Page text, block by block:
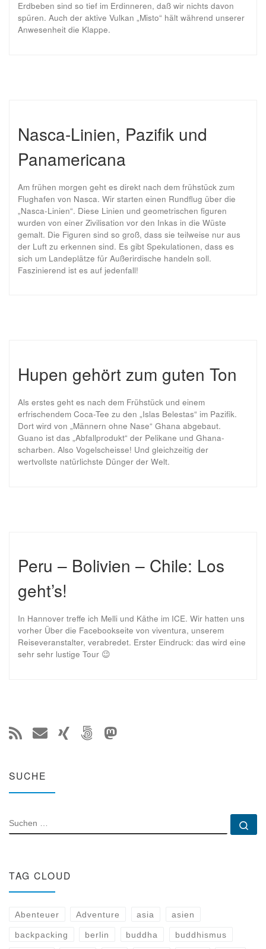
Erdbeben sind so tief im Erdinneren, daß wir nichts davon
spüren. Auch der aktive Vulkan „Misto“ hält während unserer
Anwesenheit die Klappe.
Nasca-Linien, Pazifik und
Panamericana
Am frühen morgen geht es direkt nach dem frühstück zum
Flughafen von Nasca. Wir starten einen Rundflug über die
„Nasca-Linien“. Diese Linien und geometrischen figuren
wurden von einer Zivilisation vor den Inkas in die Wüste
gemalt. Die Figuren sind so groß, dass sie teilweise nur aus
der Luft zu erkennen sind. Es gibt Spekulationen, dass es
sich um Landeplätze für Außerirdische handeln soll.
Faszinierend ist es auf jedenfall!
Hupen gehört zum guten Ton
Als erstes geht es nach dem Frühstück und einem
erfrischendem Coca-Tee zu den „Islas Belestas“ im Pazifik.
Dort wird von „Männern ohne Nase“ Ghana abgebaut.
Guano ist das „Abfallprodukt“ der Pelikane und Ghana-
scharben. Also Vogelscheisse! Und gleichzeitig der
wertvollste natürlichste Dünger der Welt.
Peru – Bolivien – Chile: Los
geht’s!
In Hannover treffe ich Melli und Käthe im ICE. Wir hatten uns
vorher Über die Facebookseite von viventura, unserem
Reiseveranstalter, verabredet. Erster Eindruck: das wird eine
sehr sehr lustige Tour 😉
SUCHE
SUCHE
TAG CLOUD
Abenteuer Adventure asia asien
backpacking berlin buddha buddhismus